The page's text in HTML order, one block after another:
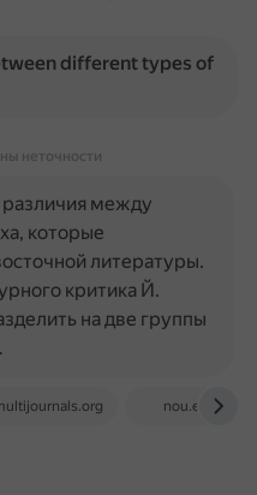
different types of
неточности
nou.edu.ng
между
которые
литературы.
критика Й.
на две группы